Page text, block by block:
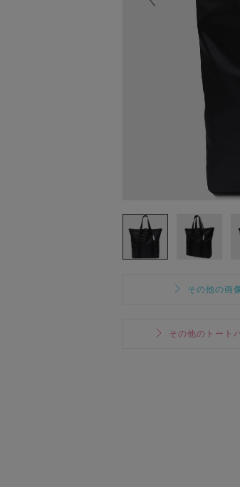
その他の画
その他のトート